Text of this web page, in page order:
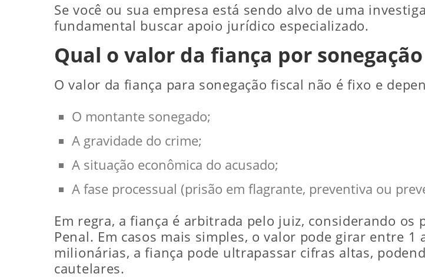
Se você ou sua empresa está sendo alvo de uma
fundamental buscar apoio jurídico especializado.
Qual o valor da fiança por
O valor da fiança para sonegação fiscal não é fixo e
O montante sonegado;
A gravidade do crime;
A situação econômica do acusado;
A fase processual (prisão em flagrante, preventiva ou
Em regra, a fiança é arbitrada pelo juiz, considerando
Penal. Em casos mais simples, o valor pode girar entre 1
milionárias, a fiança pode ultrapassar cifras altas,
cautelares.